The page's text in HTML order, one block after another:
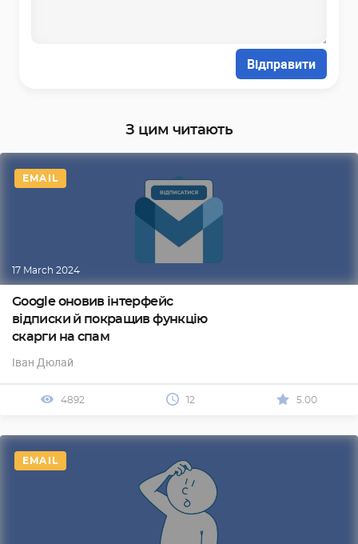
Відправити
З цим читають
EMAIL
17 March 2024
Google оновив інтерфейс
відписки й покращив функцію
скарги на спам
Іван Дюлай
4892 12 5.00
EMAIL